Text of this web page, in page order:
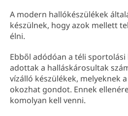
A modern hallókészülékek
készülnek, hogy azok mellett
élni.
Ebből adódóan a téli sportolási
adottak a halláskárosultak
vízálló készülékek, melyeknek
okozhat gondot. Ennek
komolyan kell venni.